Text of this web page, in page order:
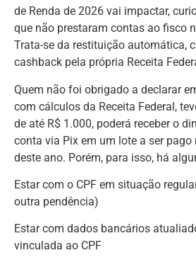
de Renda de 2026 vai impactar,
que não prestaram contas ao fisco
Trata-se da restituição automática,
cashback pela própria Receita
Quem não foi obrigado a declarar
com cálculos da Receita Federal,
de até R$ 1.000, poderá receber o
conta via Pix em um lote a ser
deste ano. Porém, para isso, há
Estar com o CPF em situação
outra pendência)
Estar com dados bancários
vinculada ao CPF